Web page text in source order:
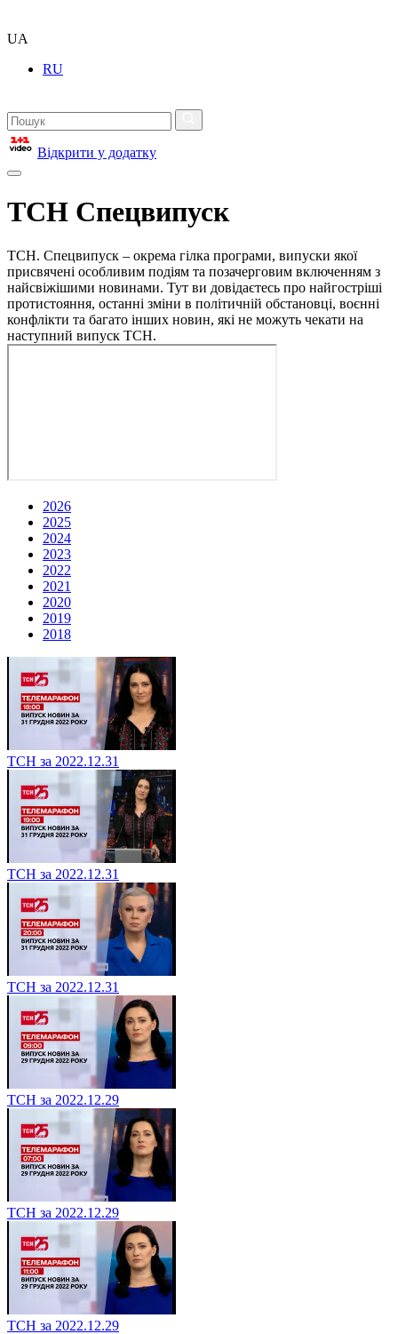
UA
RU
Відкрити у додатку
ТСН Спецвипуск
ТСН. Спецвипуск – окрема гілка програми, випуски якої
присвячені особливим подіям та позачерговим включенням з
найсвіжішими новинами. Тут ви довідаєтесь про найгостріші
протистояння, останні зміни в політичній обстановці, воєнні
конфлікти та багато інших новин, які не можуть чекати на
наступний випуск ТСН.
2026
2025
2024
2023
2022
2021
2020
2019
2018
ТСН за 2022.12.31
ТСН за 2022.12.31
ТСН за 2022.12.31
ТСН за 2022.12.29
ТСН за 2022.12.29
ТСН за 2022.12.29